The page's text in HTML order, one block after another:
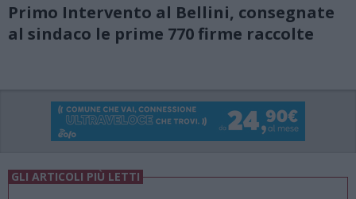
Primo Intervento al Bellini, consegnate
al sindaco le prime 770 firme raccolte
GLI ARTICOLI PIÙ LETTI